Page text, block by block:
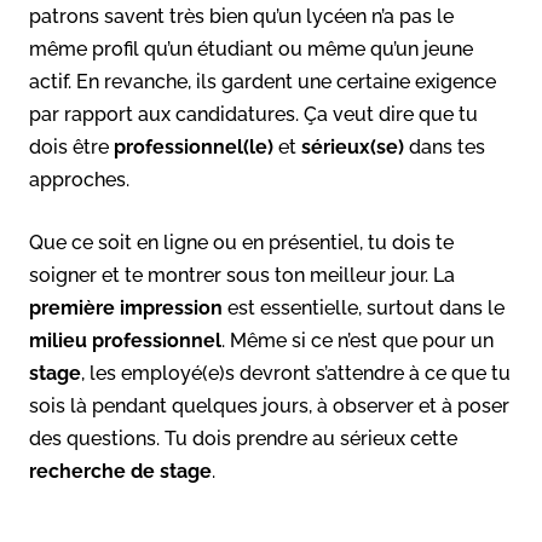
patrons savent très bien qu’un lycéen n’a pas le
même profil qu’un étudiant ou même qu’un jeune
actif. En revanche, ils gardent une certaine exigence
par rapport aux candidatures. Ça veut dire que tu
dois être professionnel(le) et sérieux(se) dans tes
approches.
Que ce soit en ligne ou en présentiel, tu dois te
soigner et te montrer sous ton meilleur jour. La
première impression est essentielle, surtout dans le
milieu professionnel. Même si ce n’est que pour un
stage, les employé(e)s devront s’attendre à ce que tu
sois là pendant quelques jours, à observer et à poser
des questions. Tu dois prendre au sérieux cette
recherche de stage.